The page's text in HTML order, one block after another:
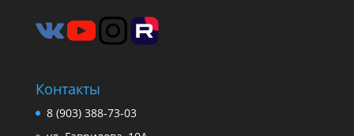
Контакты
8 (903) 388-73-03